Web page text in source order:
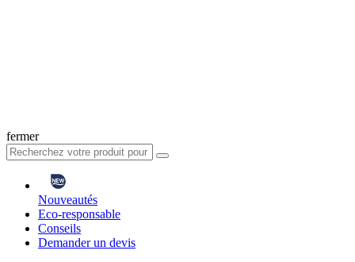
fermer
Nouveautés
Eco-responsable
Conseils
Demander un devis